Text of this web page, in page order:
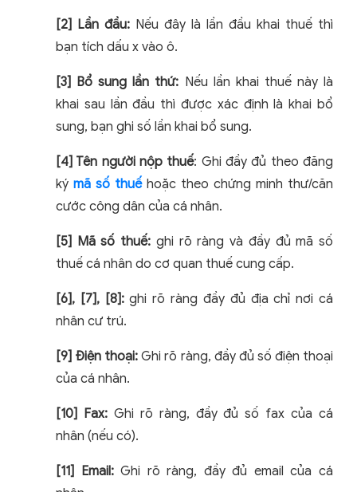
[2] Lần đầu: Nếu đây là lần đầu khai thuế thì
bạn tích dấu x vào ô.
[3] Bổ sung lần thứ: Nếu lần khai thuế này là
khai sau lần đầu thì được xác định là khai bổ
sung, bạn ghi số lần khai bổ sung.
[4] Tên người nộp thuế: Ghi đầy đủ theo đăng
ký mã số thuếhoặc theo chứng minh thư/căn
cước công dân của cá nhân.
[5] Mã số thuế: ghi rõ ràng và đầy đủ mã số
thuế cá nhân do cơ quan thuế cung cấp.
[6], [7], [8]:ghi rõ ràng đầy đủ địa chỉ nơi cá
nhân cư trú.
[9] Điện thoại: Ghi rõ ràng, đầy đủ số điện thoại
của cá nhân.
[10] Fax:Ghi rõ ràng, đầy đủ số fax của cá
nhân (nếu có).
[11] Email:Ghi rõ ràng, đầy đủ email của cá